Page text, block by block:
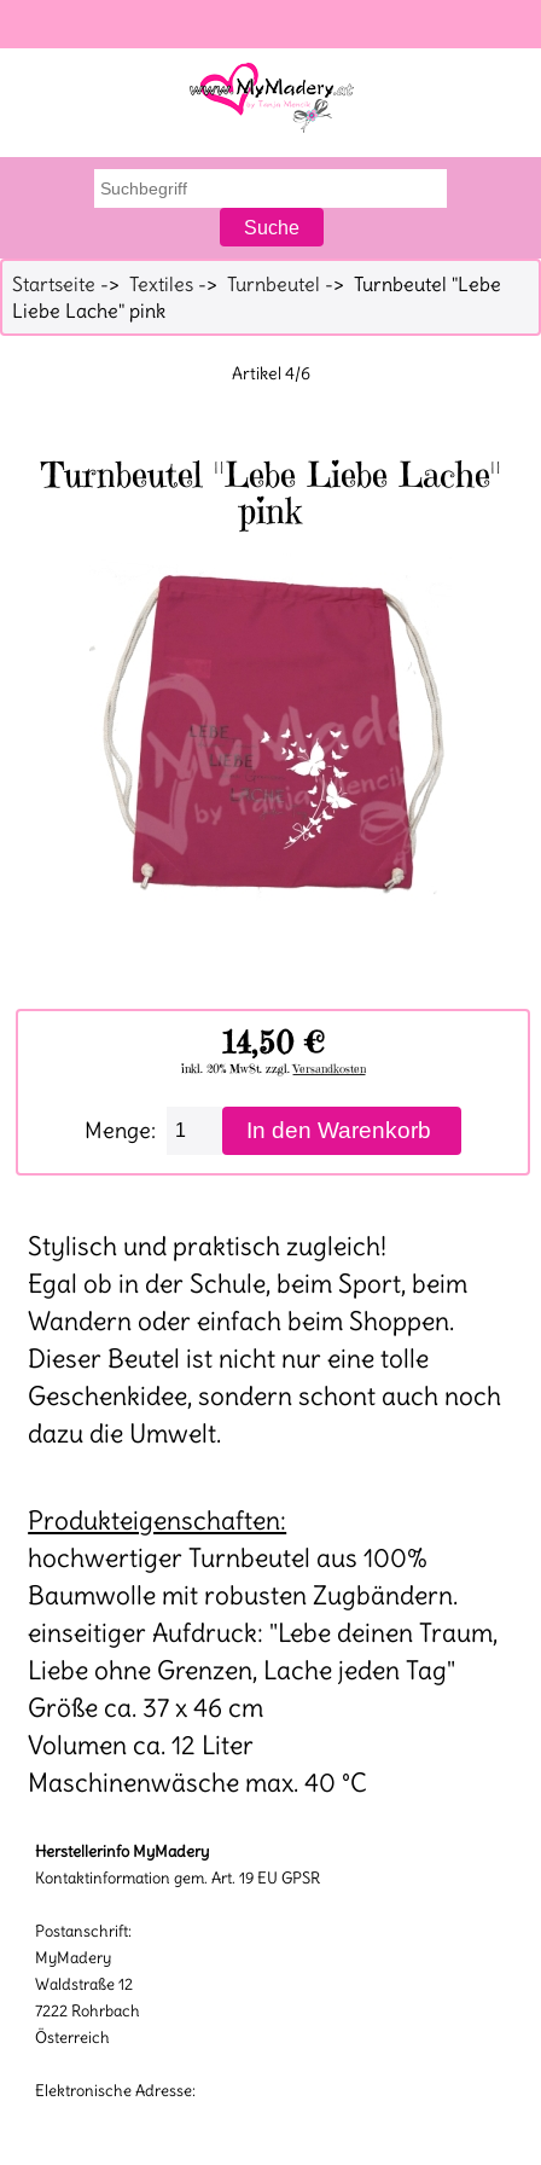
Startseite -> Textiles -> Turnbeutel -> Turnbeutel "Lebe
Liebe Lache" pink
Artikel 4/6
Turnbeutel "Lebe Liebe Lache"
pink
14,50 €
inkl. 20% MwSt. zzgl.Versandkosten
Menge:
Stylisch und praktisch zugleich!
Egal ob in der Schule, beim Sport, beim
Wandern oder einfach beim Shoppen.
Dieser Beutel ist nicht nur eine tolle
Geschenkidee, sondern schont auch noch
dazu die Umwelt.
Produkteigenschaften:
hochwertiger Turnbeutel aus 100%
Baumwolle mit robusten Zugbändern.
einseitiger Aufdruck: "Lebe deinen Traum,
Liebe ohne Grenzen, Lache jeden Tag"
Größe ca. 37 x 46 cm
Volumen ca. 12 Liter
Maschinenwäsche max. 40 °C
Herstellerinfo MyMadery
Kontaktinformation gem. Art. 19 EU GPSR
Postanschrift:
MyMadery
Waldstraße 12
7222 Rohrbach
Österreich
Elektronische Adresse: